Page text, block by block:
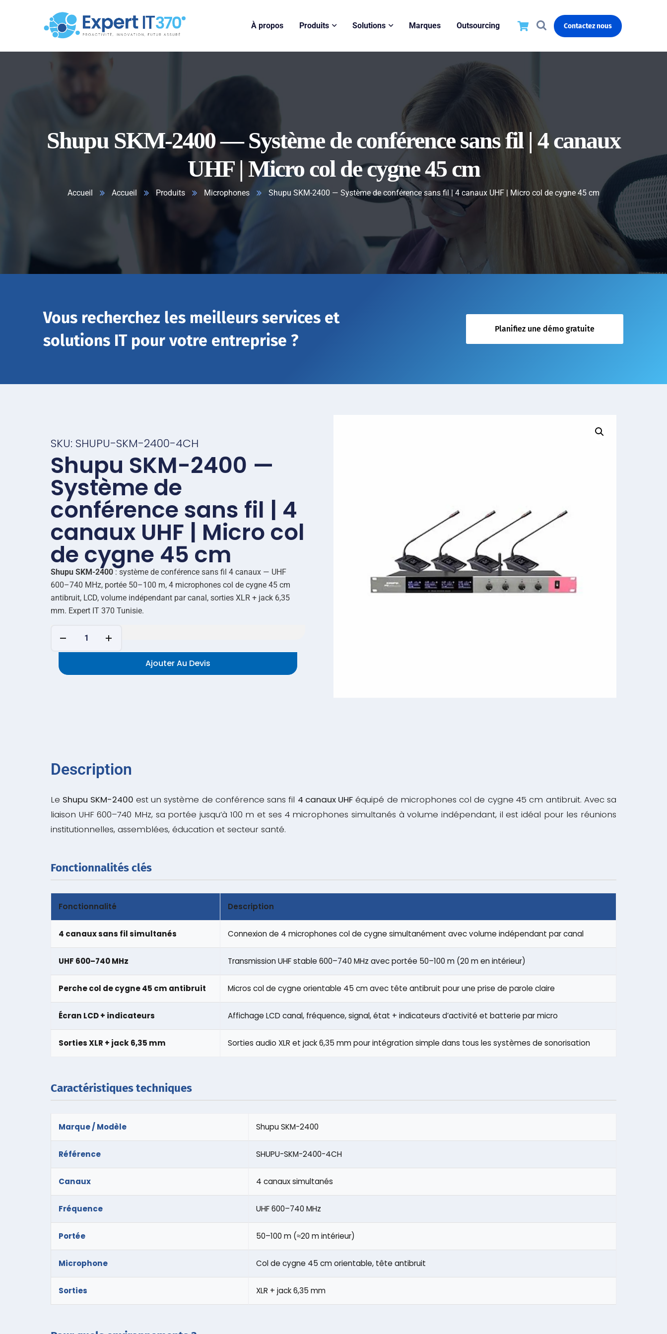
À propos Produits Solutions Marques Outsourcing Contactez nous
Shupu SKM-2400 — Système de conférence sans fil | 4 canaux
UHF | Micro col de cygne 45 cm
Accueil Accueil Produits Microphones Shupu SKM-2400 — Système de conférence sans fil | 4 canaux UHF | Micro col de cygne 45 cm
Vous recherchez les meilleurs services et
solutions IT pour votre entreprise ?
Planifiez une démo gratuite
SKU: SHUPU-SKM-2400-4CH
Shupu SKM-2400 —
Système de
conférence sans fil | 4
canaux UHF | Micro col
de cygne 45 cm
Shupu SKM-2400 : système de conférence sans fil 4 canaux — UHF
600–740 MHz, portée 50–100 m, 4 microphones col de cygne 45 cm
antibruit, LCD, volume indépendant par canal, sorties XLR + jack 6,35
mm. Expert IT 370 Tunisie.
Ajouter Au Devis
Description
Le Shupu SKM-2400 est un système de conférence sans fil 4 canaux UHF équipé de microphones col de cygne 45 cm antibruit. Avec sa
liaison UHF 600–740 MHz, sa portée jusqu’à 100 m et ses 4 microphones simultanés à volume indépendant, il est idéal pour les réunions
institutionnelles, assemblées, éducation et secteur santé.
Fonctionnalités clés
Fonctionnalité Description
4 canaux sans fil simultanés Connexion de 4 microphones col de cygne simultanément avec volume indépendant par canal
UHF 600–740 MHz Transmission UHF stable 600–740 MHz avec portée 50–100 m (20 m en intérieur)
Perche col de cygne 45 cm antibruit Micros col de cygne orientable 45 cm avec tête antibruit pour une prise de parole claire
Écran LCD + indicateurs Affichage LCD canal, fréquence, signal, état + indicateurs d’activité et batterie par micro
Sorties XLR + jack 6,35 mm Sorties audio XLR et jack 6,35 mm pour intégration simple dans tous les systèmes de sonorisation
Caractéristiques techniques
Marque / Modèle Shupu SKM-2400
Référence SHUPU-SKM-2400-4CH
Canaux 4 canaux simultanés
Fréquence UHF 600–740 MHz
Portée 50–100 m (≈20 m intérieur)
Microphone Col de cygne 45 cm orientable, tête antibruit
Sorties XLR + jack 6,35 mm